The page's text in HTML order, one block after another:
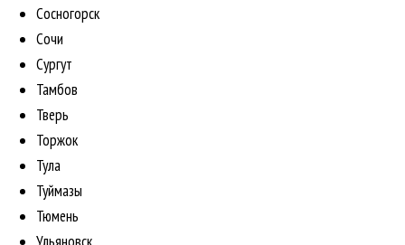
Сосногорск
Сочи
Сургут
Тамбов
Тверь
Торжок
Тула
Туймазы
Тюмень